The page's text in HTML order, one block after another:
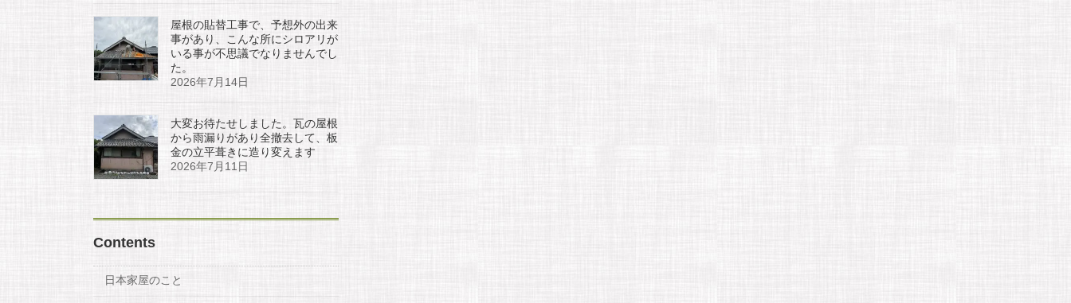
屋根の貼替工事で、予想外の出来
事があり、こんな所にシロアリが
いる事が不思議でなりませんでし
た。
2026年7月14日
大変お待たせしました。瓦の屋根
から雨漏りがあり全撤去して、板
金の立平葺きに造り変えます
2026年7月11日
Contents
日本家屋のこと